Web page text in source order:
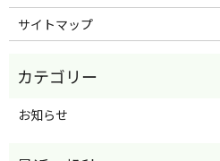
サイトマップ
お知らせ